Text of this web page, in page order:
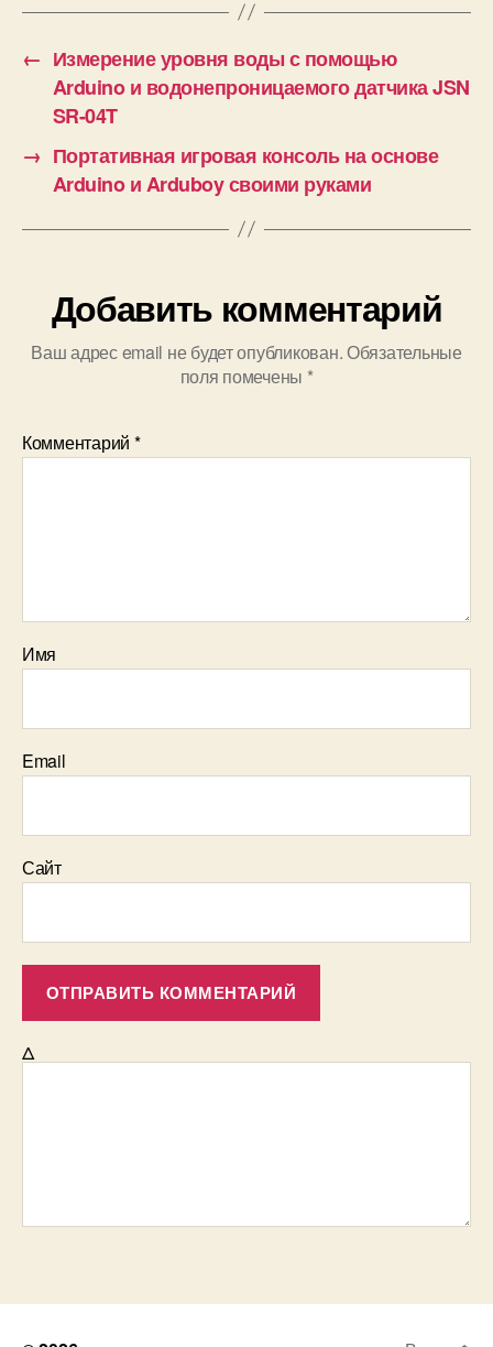
о датчика CO2
к
← Измерение уровня воды с помощью
Arduino и водонепроницаемого датчика JSN
SR-04T
→ Портативная игровая консоль на основе
Arduino и Arduboy своими руками
Добавить комментарий
Ваш адрес email не будет опубликован.Обязательные
поля помечены *
Комментарий *
Имя
Email
Сайт
Δ